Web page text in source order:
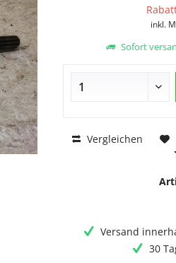
inkl.
Sofort
Vergleichen
Versand
30